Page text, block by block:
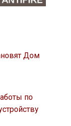
Дом
по